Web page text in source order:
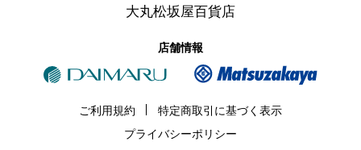
大丸松坂屋百貨店
店舗情報
ご利用規約
特定商取引に基づく表示
プライバシーポリシー